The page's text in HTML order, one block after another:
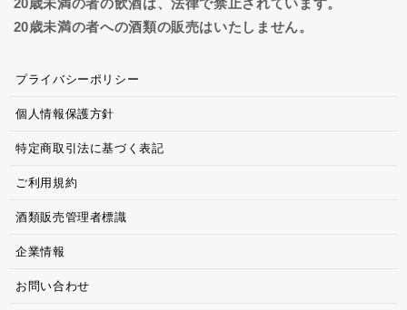
20歳未満の者の飲酒は、法律で禁止されています。
20歳未満の者への酒類の販売はいたしません。
プライバシーポリシー
個人情報保護方針
特定商取引法に基づく表記
ご利用規約
酒類販売管理者標識
企業情報
お問い合わせ